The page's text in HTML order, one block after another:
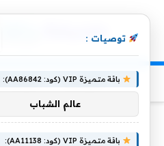
الرئيسية منوعات
الرئيسية»غرفة مكة تطلق ملتقى
توصيات :
باقة متميزة VIP (كود: AA86842):
عالم الشباب
باقة متميزة VIP (كود: AA11138):